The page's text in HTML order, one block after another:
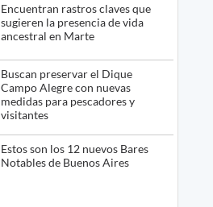
Encuentran rastros claves que
sugieren la presencia de vida
ancestral en Marte
Buscan preservar el Dique
Campo Alegre con nuevas
medidas para pescadores y
visitantes
Estos son los 12 nuevos Bares
Notables de Buenos Aires